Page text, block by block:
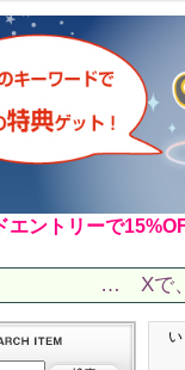
エントリーで
… Xで、